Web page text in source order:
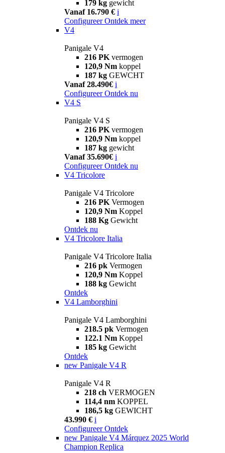
179 kg gewicht
Vanaf 16.790 € i
Configureer Ontdek meer
V4
Panigale V4
216 PK vermogen
120,9 Nm koppel
187 kg GEWCHT
Vanaf 28.490€ i
Configureer Ontdek nu
V4 S
Panigale V4 S
216 PK vermogen
120,9 Nm koppel
187 kg gewicht
Vanaf 35.690€ i
Configureer Ontdek nu
V4 Tricolore
Panigale V4 Tricolore
216 PK Vermogen
120,9 Nm Koppel
188 Kg Gewicht
Ontdek nu
V4 Tricolore Italia
Panigale V4 Tricolore Italia
216 pk Vermogen
120,9 Nm Koppel
188 kg Gewicht
Ontdek
V4 Lamborghini
Panigale V4 Lamborghini
218.5 pk Vermogen
122.1 Nm Koppel
185 kg Gewicht
Ontdek
new Panigale V4 R
Panigale V4 R
218 ch VERMOGEN
114,4 nm KOPPEL
186,5 kg GEWICHT
43.990 € i
Configureer Ontdek
new Panigale V4 Márquez 2025 World
Champion Replica